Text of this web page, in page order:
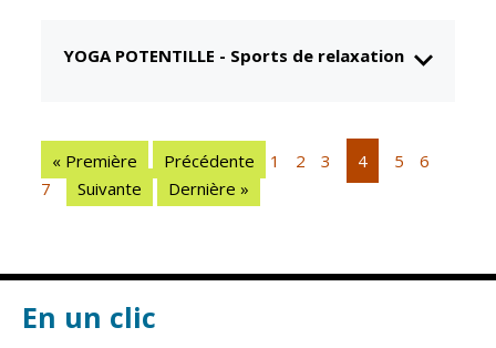
de santé
Pharmacies de
garde
Musée
Découvrir
Vierzon
Sports
YOGA POTENTILLE - Sports de relaxation
« Première Précédente 1 2 3 4 5
6
7
Suivante Dernière »
En un clic